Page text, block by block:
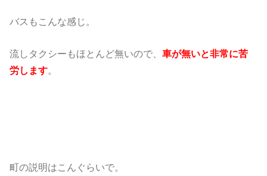
バスもこんな感じ。
流しタクシーもほとんど無いので、車が無いと非常に苦
労します。
町の説明はこんぐらいで。